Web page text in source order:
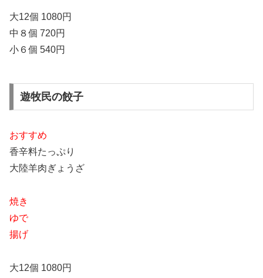
大12個 1080円
中８個 720円
小６個 540円
遊牧民の餃子
おすすめ
香辛料たっぷり
大陸羊肉ぎょうざ
焼き
ゆで
揚げ
大12個 1080円